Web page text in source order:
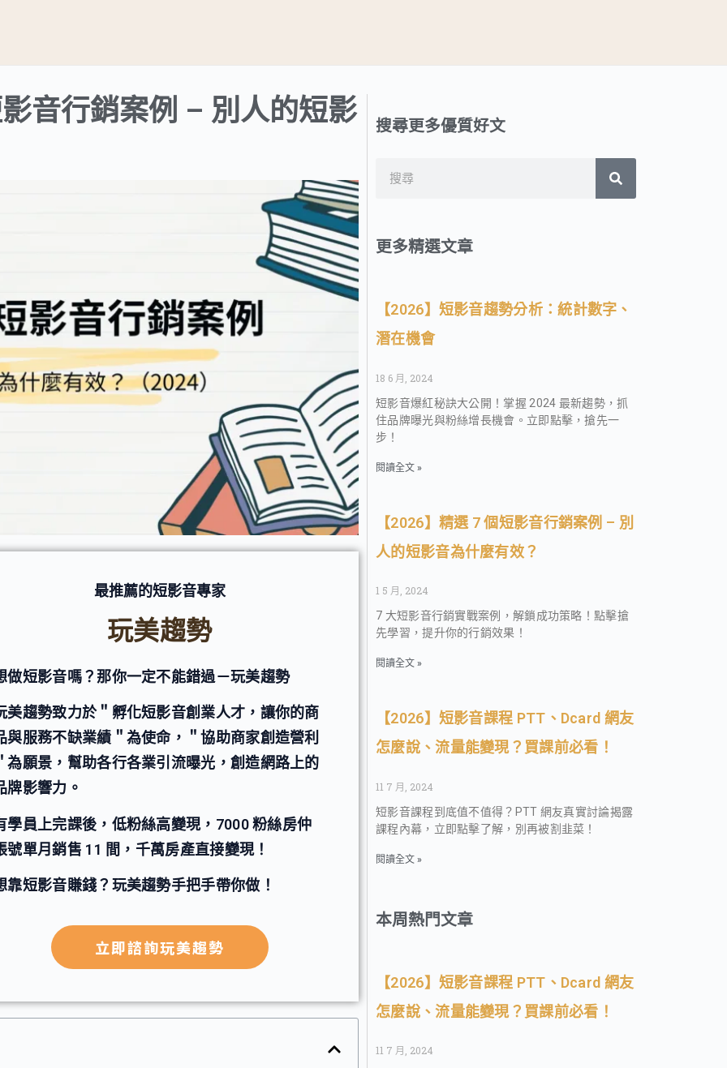
音行銷案例 – 別人的短影
最推薦的短影音專家
玩美趨勢
做短影音嗎？那你一定不能錯過－玩美趨勢
美趨勢致力於＂孵化短影音創業人才，讓你的商
與服務不缺業績＂為使命，＂協助商家創造營利
為願景，幫助各行各業引流曝光，創造網路上的
牌影響力。
學員上完課後，低粉絲高變現，7000 粉絲房仲
號單月銷售 11 間，千萬房產直接變現！
靠短影音賺錢？玩美趨勢手把手帶你做！
立即諮詢玩美趨勢
搜尋更多優質好文
搜
尋
更多精選文章
【2026】短影音趨勢分析：統計數字、
潛在機會
18 6 月, 2024
短影音爆紅秘訣大公開！掌握 2024 最新趨勢，抓
住品牌曝光與粉絲增長機會。立即點擊，搶先一
步！
閱讀全文 »
【2026】精選 7 個短影音行銷案例 – 別
人的短影音為什麼有效？
1 5 月, 2024
7 大短影音行銷實戰案例，解鎖成功策略！點擊搶
先學習，提升你的行銷效果！
閱讀全文 »
【2026】短影音課程 PTT、Dcard 網友
怎麼說、流量能變現？買課前必看！
11 7 月, 2024
短影音課程到底值不值得？PTT 網友真實討論揭露
課程內幕，立即點擊了解，別再被割韭菜！
閱讀全文 »
本周熱門文章
【2026】短影音課程 PTT、Dcard 網友
怎麼說、流量能變現？買課前必看！
11 7 月, 2024